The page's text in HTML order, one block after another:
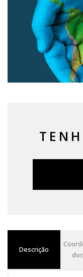
Descrição